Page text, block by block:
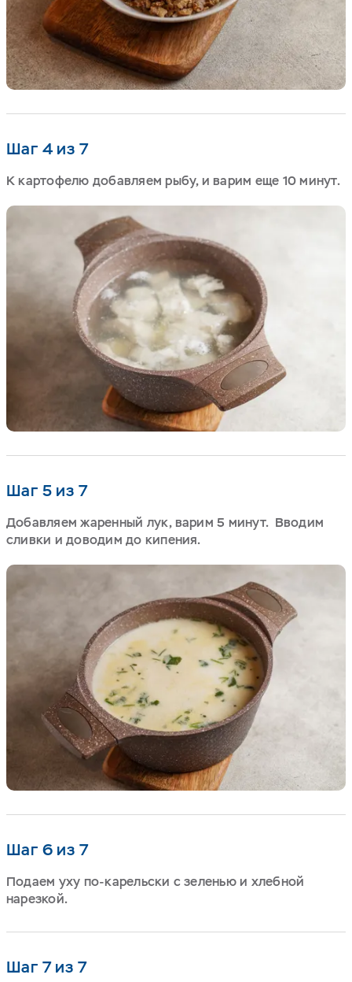
Шаг 4 из 7
К картофелю добавляем рыбу, и варим еще 10 минут.
Шаг 5 из 7
Добавляем жаренный лук, варим 5 минут. Вводим
сливки и доводим до кипения.
Шаг 6 из 7
Подаем уху по-карельски с зеленью и хлебной
нарезкой.
Шаг 7 из 7